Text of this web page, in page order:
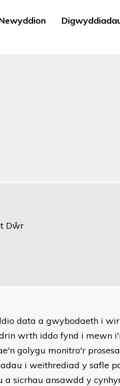
Dŵr
data a gwybodaeth i
wrth iddo fynd i mewn
golygu monitro'r
i weithrediad y safle
sicrhau ansawdd y